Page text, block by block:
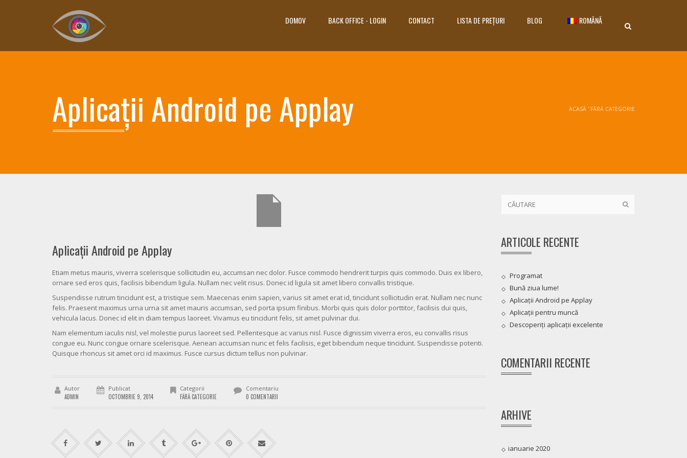
DOMOV BACK OFFICE - LOGIN CONTACT LISTA DE PREȚURI BLOG ROMÂNĂ
Aplicații Android pe Applay ACASĂ ' FĂRĂ CATEGORIE
Aplicații Android pe Applay
Etiam metus mauris, viverra scelerisque sollicitudin eu, accumsan nec dolor. Fusce commodo hendrerit turpis quis commodo. Duis ex libero,
ornare sed eros quis, facilisis bibendum ligula. Nullam nec velit risus. Donec id ligula sit amet libero convallis tristique.
Suspendisse rutrum tincidunt est, a tristique sem. Maecenas enim sapien, varius sit amet erat id, tincidunt sollicitudin erat. Nullam nec nunc
felis. Praesent maximus urna urna sit amet mauris accumsan, sed porta ipsum finibus. Morbi quis quis dolor porttitor, facilisis dui quis,
vehicula lacus. Donec id elit in diam tempus laoreet. Vivamus eu tincidunt felis, sit amet pulvinar dui.
Nam elementum iaculis nisl, vel molestie purus laoreet sed. Pellentesque ac varius nisl. Fusce dignissim viverra eros, eu convallis risus
congue eu. Nunc congue ornare scelerisque. Aenean accumsan nunc et felis facilisis, eget bibendum neque tincidunt. Suspendisse potenti.
Quisque rhoncus sit amet orci id maximus. Fusce cursus dictum tellus non pulvinar.
Autor
ADMIN
Publicat
OCTOMBRIE 9, 2014
Categorii
FĂRĂ CATEGORIE
Comentariu
0 COMENTARII
ARTICOLE RECENTE
Programat
Bună ziua lume!
Aplicații Android pe Applay
Aplicații pentru muncă
Descoperiți aplicații excelente
COMENTARII RECENTE
ARHIVE
ianuarie 2020